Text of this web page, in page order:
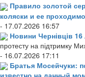
Правило золотой
коляски и ее
- 17.07.2026 16:57
Новини Чернівців 16
протесту на підтримку
- 16.07.2026 17:11
Братья Мосейчуки: